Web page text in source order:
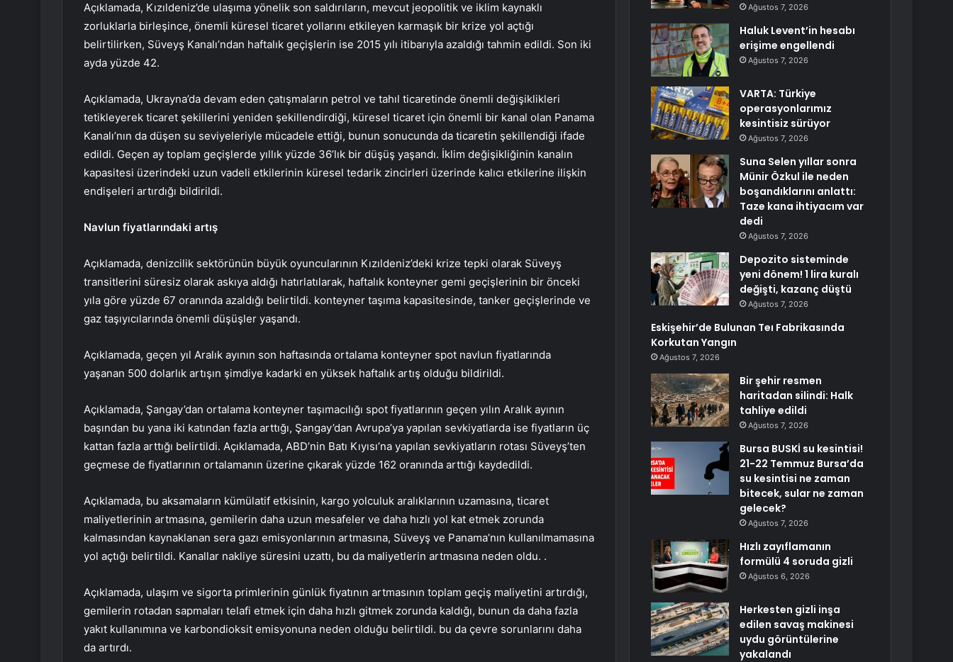
Açıklamada, Kızıldeniz’de ulaşıma yönelik son saldırıların, mevcut jeopolitik ve iklim kaynaklı
zorluklarla birleşince, önemli küresel ticaret yollarını etkileyen karmaşık bir krize yol açtığı
belirtilirken, Süveyş Kanalı’ndan haftalık geçişlerin ise 2015 yılı itibarıyla azaldığı tahmin edildi. Son iki
ayda yüzde 42.
Açıklamada, Ukrayna’da devam eden çatışmaların petrol ve tahıl ticaretinde önemli değişiklikleri
tetikleyerek ticaret şekillerini yeniden şekillendirdiği, küresel ticaret için önemli bir kanal olan Panama
Kanalı’nın da düşen su seviyeleriyle mücadele ettiği, bunun sonucunda da ticaretin şekillendiği ifade
edildi. Geçen ay toplam geçişlerde yıllık yüzde 36’lık bir düşüş yaşandı. İklim değişikliğinin kanalın
kapasitesi üzerindeki uzun vadeli etkilerinin küresel tedarik zincirleri üzerinde kalıcı etkilerine ilişkin
endişeleri artırdığı bildirildi.
Navlun fiyatlarındaki artış
Açıklamada, denizcilik sektörünün büyük oyuncularının Kızıldeniz’deki krize tepki olarak Süveyş
transitlerini süresiz olarak askıya aldığı hatırlatılarak, haftalık konteyner gemi geçişlerinin bir önceki
yıla göre yüzde 67 oranında azaldığı belirtildi. konteyner taşıma kapasitesinde, tanker geçişlerinde ve
gaz taşıyıcılarında önemli düşüşler yaşandı.
Açıklamada, geçen yıl Aralık ayının son haftasında ortalama konteyner spot navlun fiyatlarında
yaşanan 500 dolarlık artışın şimdiye kadarki en yüksek haftalık artış olduğu bildirildi.
Açıklamada, Şangay’dan ortalama konteyner taşımacılığı spot fiyatlarının geçen yılın Aralık ayının
başından bu yana iki katından fazla arttığı, Şangay’dan Avrupa’ya yapılan sevkiyatlarda ise fiyatların üç
kattan fazla arttığı belirtildi. Açıklamada, ABD’nin Batı Kıyısı’na yapılan sevkiyatların rotası Süveyş’ten
geçmese de fiyatlarının ortalamanın üzerine çıkarak yüzde 162 oranında arttığı kaydedildi.
Açıklamada, bu aksamaların kümülatif etkisinin, kargo yolculuk aralıklarının uzamasına, ticaret
maliyetlerinin artmasına, gemilerin daha uzun mesafeler ve daha hızlı yol kat etmek zorunda
kalmasından kaynaklanan sera gazı emisyonlarının artmasına, Süveyş ve Panama’nın kullanılmamasına
yol açtığı belirtildi. Kanallar nakliye süresini uzattı, bu da maliyetlerin artmasına neden oldu. .
Açıklamada, ulaşım ve sigorta primlerinin günlük fiyatının artmasının toplam geçiş maliyetini artırdığı,
gemilerin rotadan sapmaları telafi etmek için daha hızlı gitmek zorunda kaldığı, bunun da daha fazla
yakıt kullanımına ve karbondioksit emisyonuna neden olduğu belirtildi. bu da çevre sorunlarını daha
da artırdı.
Ağustos 7, 2026
Haluk Levent’in hesabı
erişime engellendi
Ağustos 7, 2026
VARTA: Türkiye
operasyonlarımız
kesintisiz sürüyor
Ağustos 7, 2026
Suna Selen yıllar sonra
Münir Özkul ile neden
boşandıklarını anlattı:
Taze kana ihtiyacım var
dedi
Ağustos 7, 2026
Depozito sisteminde
yeni dönem! 1 lira kuralı
değişti, kazanç düştü
Ağustos 7, 2026
Eskişehir’de Bulunan Teı Fabrikasında
Korkutan Yangın
Ağustos 7, 2026
Bir şehir resmen
haritadan silindi: Halk
tahliye edildi
Ağustos 7, 2026
Bursa BUSKİ su kesintisi!
21-22 Temmuz Bursa’da
su kesintisi ne zaman
bitecek, sular ne zaman
gelecek?
Ağustos 7, 2026
Hızlı zayıflamanın
formülü 4 soruda gizli
Ağustos 6, 2026
Herkesten gizli inşa
edilen savaş makinesi
uydu görüntülerine
yakalandı